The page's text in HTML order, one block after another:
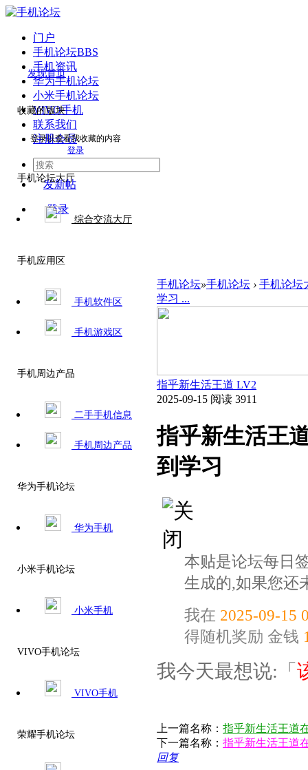
门户
手机论坛BBS
手机资讯
华为手机论坛
小米手机论坛
VIVO手机
联系我们
注册会员
发新帖
登录
手机论坛»手机论坛 › 手机论坛
学习 ...
发现首页
收藏的版块
登录以查看我收藏的内容
登录
手机论坛大厅
综合交流大厅
手机应用区
手机软件区
手机游戏区
手机周边产品
二手手机信息
手机周边产品
华为手机论坛
华为手机
小米手机论坛
小米手机
VIVO手机论坛
VIVO手机
荣耀手机论坛
指乎新生活王道 LV2
2025-09-15 阅读 3911
指乎新生活王
到学习
本贴是论坛每日
生成的,如果您还
我在 2025-09-15
得随机奖励 金钱
我今天最想说:「
上一篇名称： 指乎新生活王道
下一篇名称： 指乎新生活王道
回复